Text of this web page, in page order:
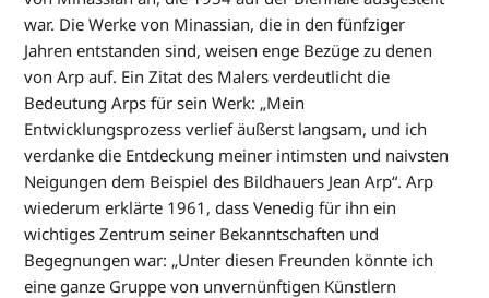
war. Die Werke von Minassian, die in den fünfziger
Jahren entstanden sind, weisen enge Bezüge zu denen
von Arp auf. Ein Zitat des Malers verdeutlicht die
Bedeutung Arps für sein Werk: „Mein
Entwicklungsprozess verlief äußerst langsam, und ich
verdanke die Entdeckung meiner intimsten und naivsten
Neigungen dem Beispiel des Bildhauers Jean Arp“. Arp
wiederum erklärte 1961, dass Venedig für ihn ein
wichtiges Zentrum seiner Bekanntschaften und
Begegnungen war: „Unter diesen Freunden könnte ich
eine ganze Gruppe von unvernünftigen Künstlern